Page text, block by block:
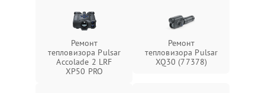
Ремонт
тепловизора Pulsar
Accolade 2 LRF
XP50 PRO
Ремонт
тепловизора Pulsar
XQ30 (77378)